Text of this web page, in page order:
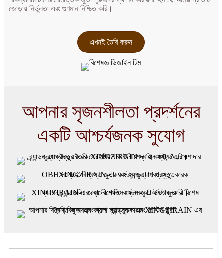
জোড়ায় নির্ভুলতা এবং গুণমান নিশ্চিত করি।
এখনই তৈরি করুন
আপনার সৃজনশীলতা প্রদর্শনের
একটি আশ্চর্যজনক সুযোগ